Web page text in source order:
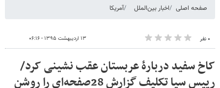
صفحه اصلی اخبار بین‌الملل آمریکا
۰ نفر ۱۳ اردیبهشت ۱۳۹۵ - ۰۶:۱۶
کاخ سفید دربارۀ عربستان عقب نشینی کرد/
رییس سیا تکلیف گزارش 28صفحه‌ای را روشن